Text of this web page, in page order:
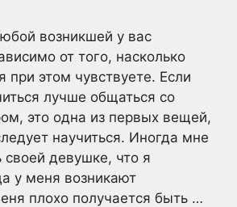
возникшей у вас
от того, насколько
при этом чувствуете. Если
лучше общаться со
это одна из первых вещей,
научиться. Иногда мне
своей девушке, что я
у меня возникают
плохо получается быть …